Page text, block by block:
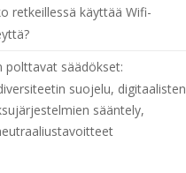
Kuehneromyces Mutabilis
retkeillessä käyttää Wifi-
polttavat säädökset:
suojelu, digitaalisten
sääntely,